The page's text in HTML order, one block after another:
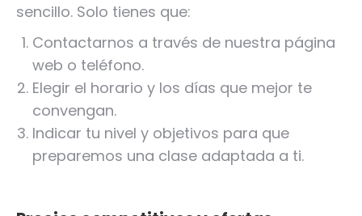
sencillo. Solo tienes que:
Contactarnos a través de nuestra página
web o teléfono.
Elegir el horario y los días que mejor te
convengan.
Indicar tu nivel y objetivos para que
preparemos una clase adaptada a ti.